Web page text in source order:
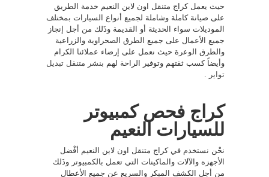
حيث يعمل كراج متنقل اون لاين النعيم خدمة الطريق
على صيانة كاملة وشاملة لجميع أنواع السيارات بمختلف
الموديلات سواء الحديثة أو القديمة وذَلك من أجل إنجاز
جميع الأعمال على جميع الطرق الصحراوية والزراعية
والطرق الوعرة حيث نعمل على إرضاء عملائنا الكرام
وأيضاً كسب ثقتهم وتوفير الراحة لهم بنشر متنقل تبديل
تواير .
كراج فحص كمبيوتر
للسيارات النعيم
نحْن نستخدم في كراج متنقل اون لاين النعيم أفْضل
الأجهزه والآلات والماكينات التي تعمل بالكمبيوتر وذَلك
من أجل الكشف المبكر والسريع عن جميع الأعطال